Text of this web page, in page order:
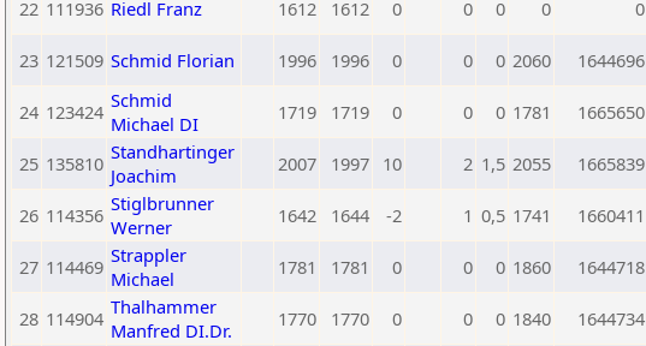
22 111936 Riedl Franz 1612 1612 0 0 0 0 0
23 121509 Schmid Florian 1996 1996 0 0 0 2060 1644696
24 123424 Schmid
Michael DI
1719 1719 0 0 0 1781 1665650
25 135810 Standhartinger
Joachim
2007 1997 10 2 1,5 2055 1665839
26 114356 Stiglbrunner
Werner
1642 1644 -2 1 0,5 1741 1660411
27 114469 Strappler
Michael
1781 1781 0 0 0 1860 1644718
28 114904 Thalhammer
Manfred DI.Dr.
1770 1770 0 0 0 1840 1644734